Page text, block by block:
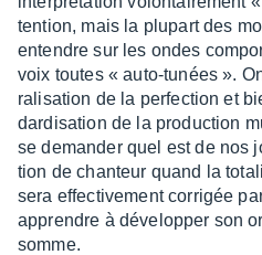
ten­tion, mais la plupart des
entendre sur les ondes
voix toutes « auto-tunées ».
ra­li­sa­tion de la perfec­tion et
dar­di­sa­tion de la produc­tion
se deman­der quel est de nos
tion de chan­teur quand la
sera effec­ti­ve­ment corri­gée
apprendre à déve­lop­per son
somme.